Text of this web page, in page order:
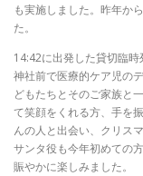
も実施しました。昨年か
た。
14:42に出発した貸切臨
神社前で医療的ケア児の
どもたちとそのご家族と
て笑顔をくれる方、手を
んの人と出会い、クリス
サンタ役も今年初めての
賑やかに楽しみました。